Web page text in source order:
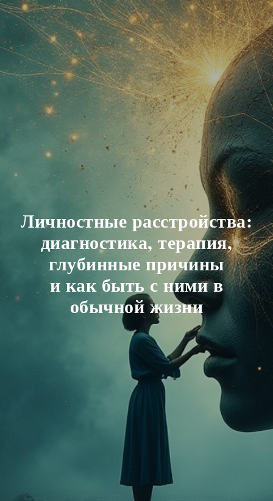
Личностные расстройства:
диагностика, терапия,
глубинные причины
и как быть с ними в
обычной жизни